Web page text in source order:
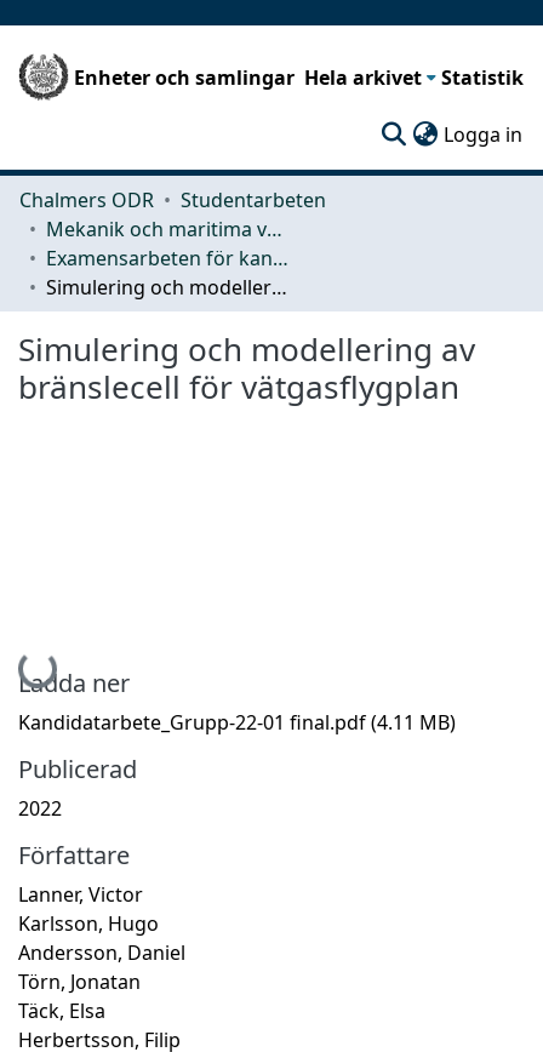
Enheter och samlingar Hela arkivet Statistik
Logga in
Chalmers ODR
Studentarbeten
Mekanik och maritima vetenskaper (M2)
Examensarbeten för kandidatexamen
Simulering och modellering av bränslecell för vätgasflygplan
Simulering och modellering av
bränslecell för vätgasflygplan
Hämtar...
Ladda ner
Kandidatarbete_Grupp-22-01 final.pdf(4.11 MB)
Publicerad
2022
Författare
Lanner, Victor
Karlsson, Hugo
Andersson, Daniel
Törn, Jonatan
Täck, Elsa
Herbertsson, Filip